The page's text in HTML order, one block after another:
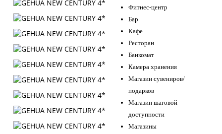
Фитнес-центр
Бар
Кафе
Ресторан
Банкомат
Камера хранения
Магазин сувениров/
подарков
Магазин шаговой
доступности
Магазины